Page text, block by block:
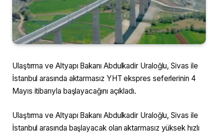
Ulaştırma ve Altyapı Bakanı Abdulkadir Uraloğlu, Sivas ile
İstanbul arasında aktarmasız YHT ekspres seferlerinin 4
Mayıs itibarıyla başlayacağını açıkladı.
Ulaştırma ve Altyapı Bakanı Abdulkadir Uraloğlu, Sivas ile
İstanbul arasında başlayacak olan aktarmasız yüksek hızlı